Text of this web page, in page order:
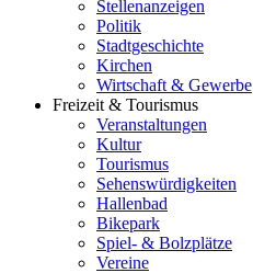
Stellenanzeigen
Politik
Stadtgeschichte
Kirchen
Wirtschaft & Gewerbe
Freizeit & Tourismus
Veranstaltungen
Kultur
Tourismus
Sehenswürdigkeiten
Hallenbad
Bikepark
Spiel- & Bolzplätze
Vereine